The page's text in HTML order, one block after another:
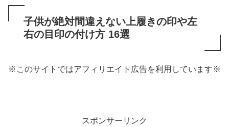
子供が絶対間違えない上履きの印や左
右の目印の付け方 16選
※このサイトではアフィリエイト広告を利用しています※
スポンサーリンク